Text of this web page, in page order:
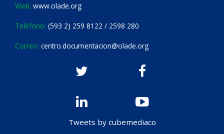
Web: www.olade.org
Teléfono: (593 2) 259 8122 / 2598 280
Correo: centro.documentacion@olade.org
Tweets by cubemediaco